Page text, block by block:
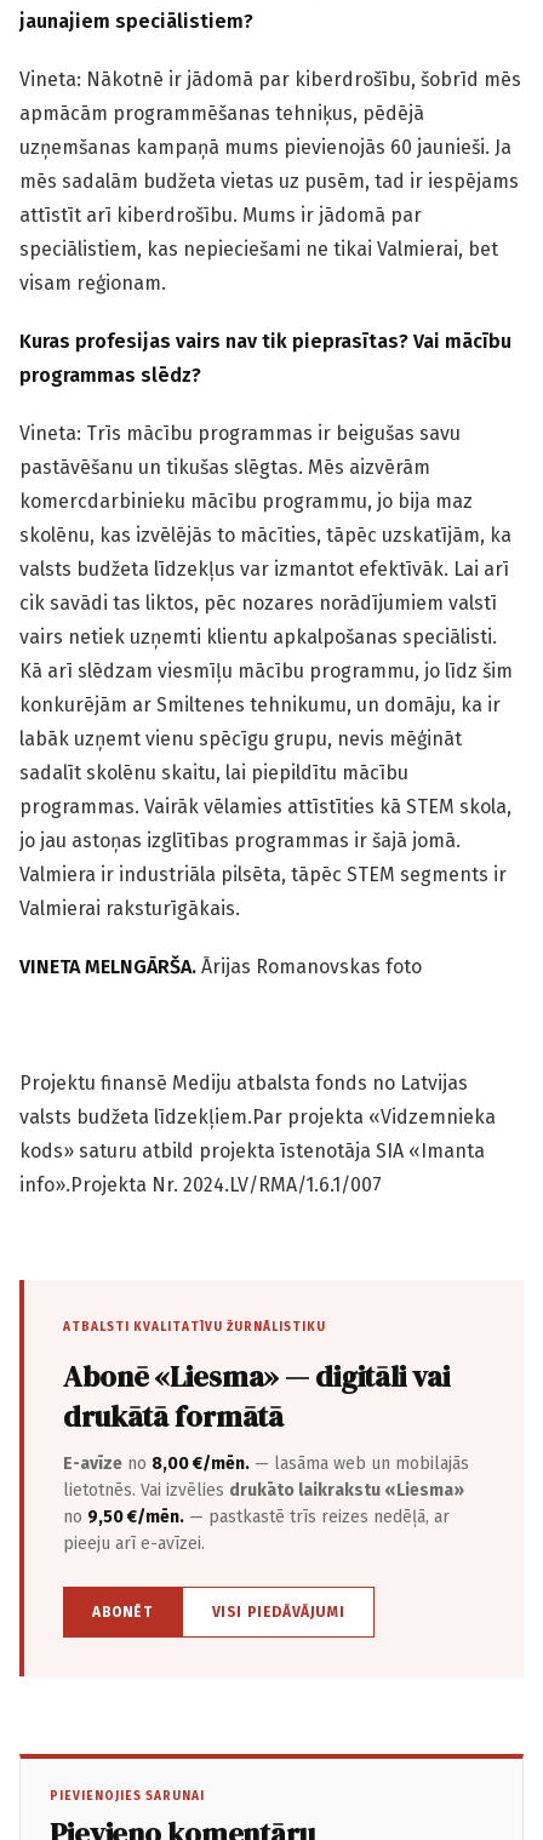
jaunajiem speciālistiem?
Vineta: Nākotnē ir jādomā par kiberdrošību, šobrīd mēs
apmācām programmēšanas tehniķus, pēdējā
uzņemšanas kampaņā mums pievienojās 60 jaunieši. Ja
mēs sadalām budžeta vietas uz pusēm, tad ir iespējams
attīstīt arī kiberdrošību. Mums ir jādomā par
speciālistiem, kas nepieciešami ne tikai Valmierai, bet
visam reģionam.
Kuras profesijas vairs nav tik pieprasītas? Vai mācību
programmas slēdz?
Vineta: Trīs mācību programmas ir beigušas savu
pastāvēšanu un tikušas slēgtas. Mēs aizvērām
komercdarbinieku mācību programmu, jo bija maz
skolēnu, kas izvēlējās to mācīties, tāpēc uzskatījām, ka
valsts budžeta līdzekļus var izmantot efektīvāk. Lai arī
cik savādi tas liktos, pēc nozares norādījumiem valstī
vairs netiek uzņemti klientu apkalpošanas speciālisti.
Kā arī slēdzam viesmīļu mācību programmu, jo līdz šim
konkurējām ar Smiltenes tehnikumu, un domāju, ka ir
labāk uzņemt vienu spēcīgu grupu, nevis mēģināt
sadalīt skolēnu skaitu, lai piepildītu mācību
programmas. Vairāk vēlamies attīstīties kā STEM skola,
jo jau astoņas izglītības programmas ir šajā jomā.
Valmiera ir industriāla pilsēta, tāpēc STEM segments ir
Valmierai raksturīgākais.
VINETA MELNGĀRŠA. Ārijas Romanovskas foto
Projektu finansē Mediju atbalsta fonds no Latvijas
valsts budžeta līdzekļiem.Par projekta «Vidzemnieka
kods» saturu atbild projekta īstenotāja SIA «Imanta
info».Projekta Nr. 2024.LV/RMA/1.6.1/007
ATBALSTI KVALITATĪVU ŽURNĀLISTIKU
Abonē «Liesma» — digitāli vai
drukātā formātā
E-avīze no 8,00 €/mēn. — lasāma web un mobilajās
lietotnēs. Vai izvēlies drukāto laikrakstu «Liesma»
no 9,50 €/mēn. — pastkastē trīs reizes nedēļā, ar
pieeju arī e-avīzei.
ABONĒT VISI PIEDĀVĀJUMI
PIEVIENOJIES SARUNAI